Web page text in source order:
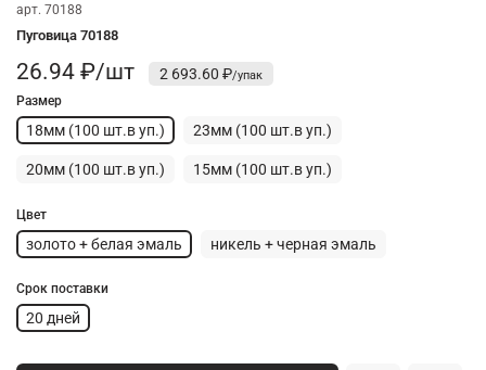
арт. 70188
Пуговица 70188
26.94 ₽/шт 2 693.60 ₽
Размер
18мм (100 шт.в уп.) 23мм (100 шт.в уп.)
20мм (100 шт.в уп.) 15мм (100 шт.в уп.)
Цвет
золото + белая эмаль никель + черная эмаль
Срок поставки
20 дней